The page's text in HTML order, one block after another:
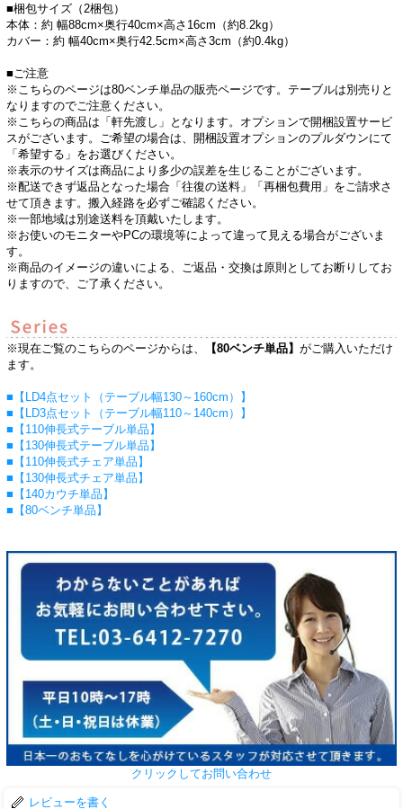
■梱包サイズ（2梱包）
本体：約 幅88cm×奥行40cm×高さ16cm（約8.2kg）
カバー：約 幅40cm×奥行42.5cm×高さ3cm（約0.4kg）
■ご注意
※こちらのページは80ベンチ単品の販売ページです。テーブルは別売りと
なりますのでご注意ください。
※こちらの商品は「軒先渡し」となります。オプションで開梱設置サービ
スがございます。ご希望の場合は、開梱設置オプションのプルダウンにて
「希望する」をお選びください。
※表示のサイズは商品により多少の誤差を生じることがございます。
※配送できず返品となった場合「往復の送料」「再梱包費用」をご請求さ
せて頂きます。搬入経路を必ずご確認ください。
※一部地域は別途送料を頂戴いたします。
※お使いのモニターやPCの環境等によって違って見える場合がございま
す。
※商品のイメージの違いによる、ご返品・交換は原則としてお断りしてお
りますので、ご了承ください。
※現在ご覧のこちらのページからは、 【80ベンチ単品】 がご購入いただけ
ます。
■【LD4点セット（テーブル幅130～160cm）】
■【LD3点セット（テーブル幅110～140cm）】
■【110伸長式テーブル単品】
■【130伸長式テーブル単品】
■【110伸長式チェア単品】
■【130伸長式チェア単品】
■【140カウチ単品】
■【80ベンチ単品】
クリックしてお問い合わせ
レビューを書く